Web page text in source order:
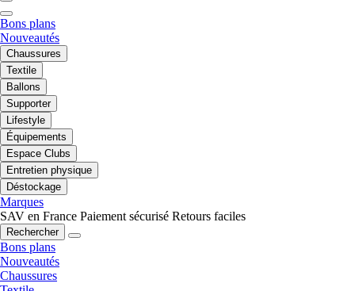
Bons plans
Nouveautés
Chaussures
Textile
Ballons
Supporter
Lifestyle
Équipements
Espace Clubs
Entretien physique
Déstockage
Marques
SAV en France Paiement sécurisé Retours faciles
Rechercher
Bons plans
Nouveautés
Chaussures